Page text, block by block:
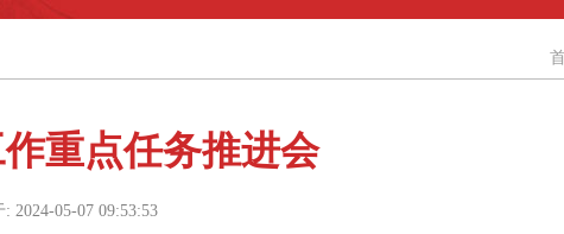
重点任务推进会
: 2024-05-07 09:53:53